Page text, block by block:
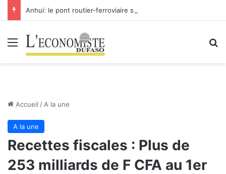
Menu
Accueil / A la une
A la une
Recettes fiscales : Plus de
253 milliards de F CFA au 1er